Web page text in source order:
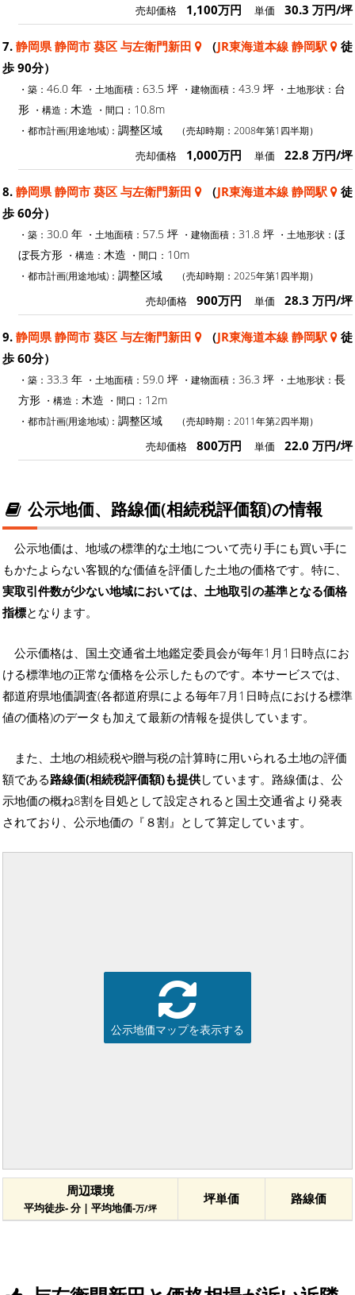
売却価格 1,100万円 単価 30.3 万円/坪
7. 静岡県 静岡市 葵区 与左衛門新田 （JR東海道本線 静岡駅
徒
歩 90分）
・築： 46.0 年 ・土地面積： 63.5 坪 ・建物面積： 43.9 坪 ・土地形状： 台
形 ・構造： 木造 ・間口： 10.8m
・都市計画(用途地域)： 調整区域 （売却時期：2008年第1四半期）
売却価格 1,000万円 単価 22.8 万円/坪
8. 静岡県 静岡市 葵区 与左衛門新田 （JR東海道本線 静岡駅
徒
歩 60分）
・築： 30.0 年 ・土地面積： 57.5 坪 ・建物面積： 31.8 坪 ・土地形状： ほ
ぼ長方形 ・構造： 木造 ・間口： 10m
・都市計画(用途地域)： 調整区域 （売却時期：2025年第1四半期）
売却価格 900万円 単価 28.3 万円/坪
9. 静岡県 静岡市 葵区 与左衛門新田 （JR東海道本線 静岡駅
徒
歩 60分）
・築： 33.3 年 ・土地面積： 59.0 坪 ・建物面積： 36.3 坪 ・土地形状： 長
方形 ・構造： 木造 ・間口： 12m
・都市計画(用途地域)： 調整区域 （売却時期：2011年第2四半期）
売却価格 800万円 単価 22.0 万円/坪
公示地価、路線価(相続税評価額)の情報
公示地価は、地域の標準的な土地について売り手にも買い手に
もかたよらない客観的な価値を評価した土地の価格です。特に、
実取引件数が少ない地域においては、土地取引の基準となる価格
指標となります。
公示価格は、国土交通省土地鑑定委員会が毎年1月1日時点にお
ける標準地の正常な価格を公示したものです。本サービスでは、
都道府県地価調査(各都道府県による毎年7月1日時点における標準
値の価格)のデータも加えて最新の情報を提供しています。
また、土地の相続税や贈与税の計算時に用いられる土地の評価
額である路線価(相続税評価額)も提供しています。路線価は、公
示地価の概ね8割を目処として設定されると国土交通省より発表
されており、公示地価の『８割』として算定しています。
公示地価マップを表示する
周辺環境
平均徒歩- 分 | 平均地価-万/坪
坪単価 路線価